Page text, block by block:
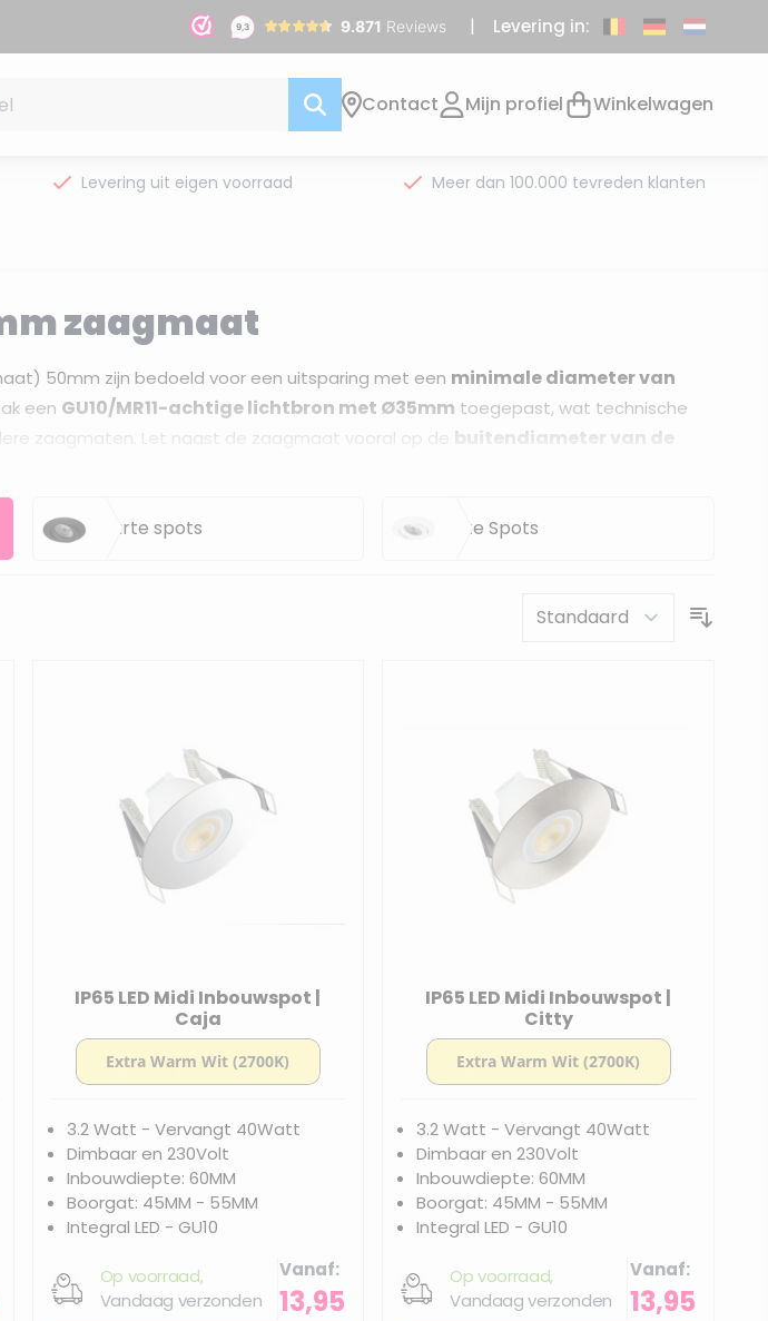
Levering in:
Contact Mijn profiel Winkelwagen
Levering uit eigen voorraad Meer dan 100.000 tevreden klanten
zaagmaat
50mm zijn bedoeld voor een uitsparing met een minimale diameter van
een GU10/MR11-achtige lichtbron met Ø35mm toegepast, wat technische
zaagmaten. Let naast de zaagmaat vooral op de buitendiameter van de
Zwarte spots Witte Spots
IP65 LED Midi Inbouwspot |
Caja
3.2 Watt - Vervangt 40Watt
Dimbaar en 230Volt
Inbouwdiepte: 60MM
Boorgat: 45MM - 55MM
Integral LED - GU10
Op voorraad,
Vandaag verzonden
Vanaf
13,95
IP65 LED Midi Inbouwspot |
Citty
3.2 Watt - Vervangt 40Watt
Dimbaar en 230Volt
Inbouwdiepte: 60MM
Boorgat: 45MM - 55MM
Integral LED - GU10
Op voorraad,
Vandaag verzonden
Vanaf
13,95